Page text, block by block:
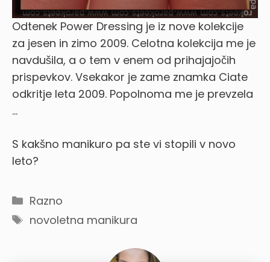
Odtenek Power Dressing je iz nove kolekcije
za jesen in zimo 2009. Celotna kolekcija me je
navdušila, a o tem v enem od prihajajočih
prispevkov. Vsekakor je zame znamka Ciate
odkritje leta 2009. Popolnoma me je prevzela
…
S kakšno manikuro pa ste vi stopili v novo
leto?
Categories
Razno
Tags
novoletna manikura